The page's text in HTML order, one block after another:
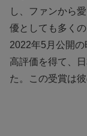
し、ファンから
優としても多く
2022年5月公開
高評価を得て、
た。この受賞は